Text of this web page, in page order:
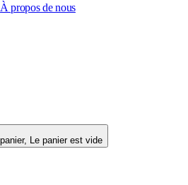
À propos de nous
Basculer le mini-panier, Le panier est vide